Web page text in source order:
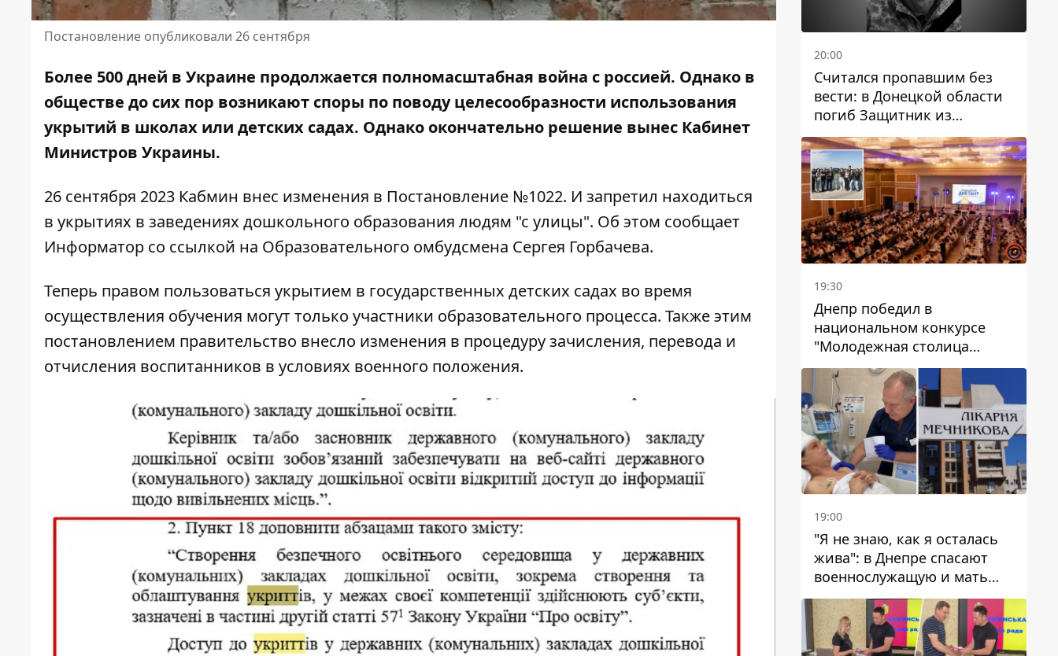
Постановление опубликовали 26 сентября
Более 500 дней в Украине продолжается полномасштабная война с россией. Однако в
обществе до сих пор возникают споры по поводуцелесообразности использования
укрытий в школах или детских садах. Однако окончательно решение вынес Кабинет
Министров Украины.
26 сентября 2023 Кабмин внес изменения в Постановление №1022. И запретил находиться
в укрытиях в заведениях дошкольного образования людям "с улицы". Об этом сообщает
Информатор со ссылкой на Образовательного омбудсмена Сергея Горбачева.
Теперь правом пользоваться укрытием в государственных детских садах во время
осуществления обучения могут только участники образовательного процесса. Также этим
постановлением правительство внесло изменения в процедуру зачисления, перевода и
отчисления воспитанников в условиях военного положения.
20:00
Считался пропавшим без
вести: в Донецкой области
погиб Защитник из
Каменского Антон
Красовский
19:30
Днепр победил в
национальном конкурсе
"Молодежная столица
Украины – 2026"
19:00
"Я не знаю, как я осталась
жива": в Днепре спасают
военнослужащую и мать
четверых детей, которую
ранил КАБ